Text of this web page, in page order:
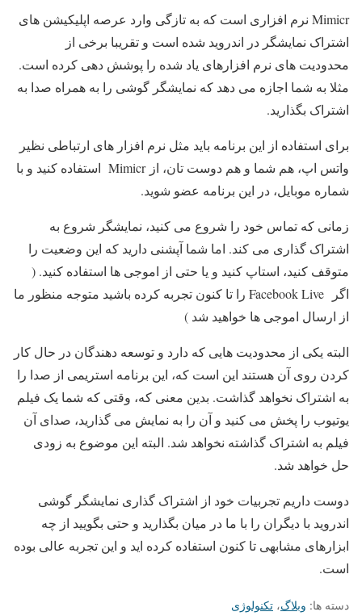
Mimicr نرم افزاری است که به تازگی وارد عرصه اپلیکیشن های
اشتراک نمایشگر در اندروید شده است و تقریبا برخی از
محدودیت های نرم افزارهای یاد شده را پوشش دهی کرده است.
مثلا به شما اجازه می دهد که نمایشگر گوشی را به همراه صدا به
اشتراک بگذارید.
برای استفاده از این برنامه باید مثل نرم افزار های ارتباطی نظیر
واتس اپ، هم شما و هم دوست تان، از Mimicr استفاده کنید و با
شماره موبایل، در این برنامه عضو شوید.
زمانی که تماس خود را شروع می کنید، نمایشگر شروع به
اشتراک گذاری می کند. اما شما آپشنی دارید که این وضعیت را
متوقف کنید، استاپ کنید و یا حتی از اموجی ها استفاده کنید. (
اگر Facebook Live را تا کنون تجربه کرده باشید متوجه منظور ما
از ارسال اموجی ها خواهید شد )
البته یکی از محدودیت هایی که دارد و توسعه دهندگان در حال کار
کردن روی آن هستند این است که، این برنامه استریمی از صدا را
به اشتراک نخواهد گذاشت. بدین معنی که، وقتی که شما یک فیلم
یوتیوب را پخش می کنید و آن را به نمایش می گذارید، صدای آن
فیلم به اشتراک گذاشته نخواهد شد. البته این موضوع به زودی
حل خواهد شد.
دوست داریم تجربیات خود از اشتراک گذاری نمایشگر گوشی
اندروید با دیگران را با ما در میان بگذارید و حتی بگویید از چه
ابزارهای مشابهی تا کنون استفاده کرده اید و این تجربه عالی بوده
است.
دسته ها: وبلاگ، تکنولوژی